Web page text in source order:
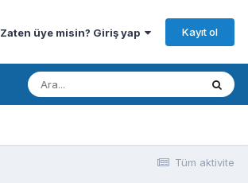
Zaten üye misin? Giriş yap Kayıt ol
Tüm aktivite